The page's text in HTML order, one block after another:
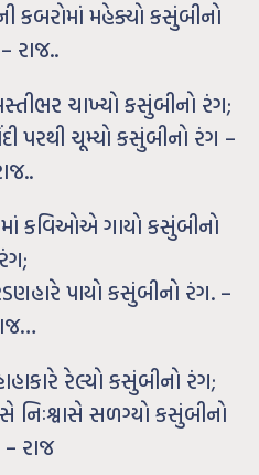
કબરોમાં મહેક્યો કસુંબીનો
રાજ..
ચાખ્યો કસુંબીનો રંગ;
પરથી ચૂમ્યો કસુંબીનો રંગ –
કવિઓએ ગાયો કસુંબીનો
રંગ;
પાયો કસુંબીનો રંગ. –
રેલ્યો કસુંબીનો રંગ;
નિઃશ્વાસે સળગ્યો કસુંબીનો
રાજ